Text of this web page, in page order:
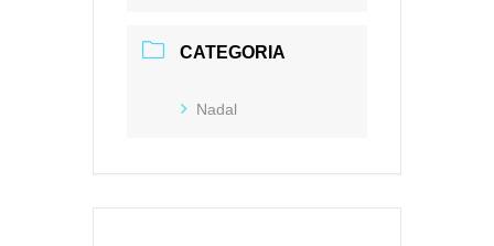
CATEGORIA
Nadal